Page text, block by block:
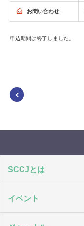
お問い合わせ
申込期間は終了しました。
SCCJとは
イベント